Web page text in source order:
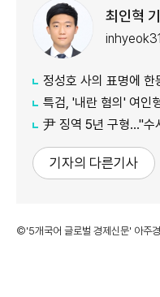
최인혁
정성호 사의 표명에 한동훈 "
특검, '내란 혐의' 여인
尹 징역 5년 구형…"수
기자의 다른기사
©'5개국어 글로벌 경제신문' 아주